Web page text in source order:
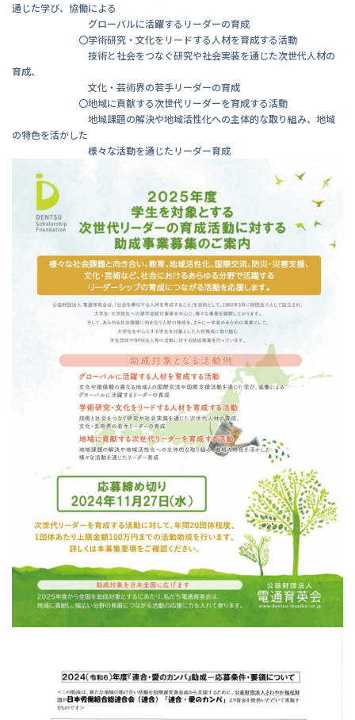
通じた学び、協働による
グローバルに活躍するリーダーの育成
〇学術研究・文化をリードする人材を育成する活動
技術と社会をつなぐ研究や社会実装を通じた次世代人材の
育成、
文化・芸術界の若手リーダーの育成
〇地域に貢献する次世代リーダーを育成する活動
地域課題の解決や地域活性化への主体的な取り組み、地域
の特色を活かした
様々な活動を通じたリーダー育成